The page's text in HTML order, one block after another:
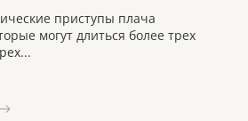
приступы плача
могут длиться более трех